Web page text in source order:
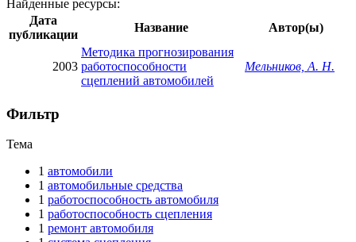
Найденные ресурсы:
Дата
публикации
Название Автор(ы)
2003
Методика прогнозирования
работоспособности
сцеплений автомобилей
Мельников, А. Н.
Фильтр
Тема
1 автомобили
1 автомобильные средства
1 работоспособность автомобиля
1 работоспособность сцепления
1 ремонт автомобиля